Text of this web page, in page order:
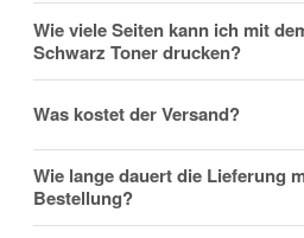
Nachname
Firma
Wie viele Seiten kann ich mit
Schwarz Toner drucken?
Was kostet der Versand?
Wie lange dauert die Lieferung
Bestellung?